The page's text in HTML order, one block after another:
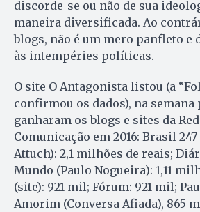
discorde-se ou não de sua
maneira diversificada. Ao
blogs, não é um mero panfleto e
às intempéries políticas.
O site O Antagonista listou (a
confirmou os dados), na semana
ganharam os blogs e sites da
Comunicação em 2016: Brasil
Attuch): 2,1 milhões de reais;
Mundo (Paulo Nogueira): 1,11
(site): 921 mil; Fórum: 921 mil;
Amorim (Conversa Afiada), 865